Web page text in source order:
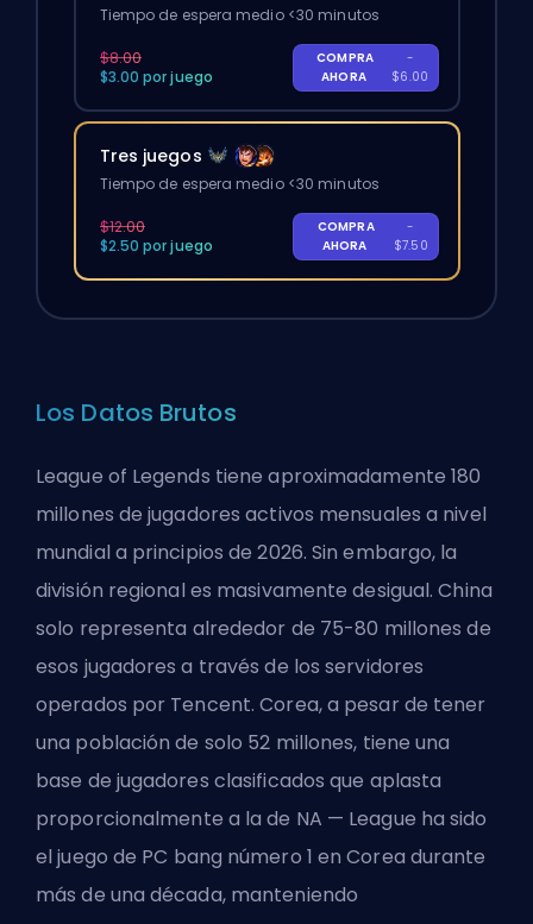
Tiempo de espera medio <30 minutos
$8.00
$3.00 por juego
COMPRA
AHORA
-
$6.00
Tres juegos
Tiempo de espera medio <30 minutos
$12.00
$2.50 por juego
COMPRA
AHORA
-
$7.50
Los Datos Brutos
League of Legends tiene aproximadamente 180
millones de jugadores activos mensuales a nivel
mundial a principios de 2026. Sin embargo, la
división regional es masivamente desigual. China
solo representa alrededor de 75-80 millones de
esos jugadores a través de los servidores
operados por Tencent. Corea, a pesar de tener
una población de solo 52 millones, tiene una
base de jugadores clasificados que aplasta
proporcionalmente a la de NA — League ha sido
el juego de PC bang número 1 en Corea durante
más de una década, manteniendo